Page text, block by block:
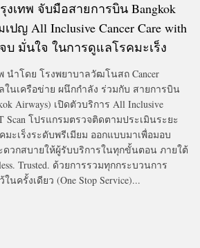
งเทพ จับมือสายการบิน Bangkok
ปญ All Inclusive Cancer Care with
บ มั่นใจ ในการดูแลโรคมะเร็ง
นำโดย โรงพยาบาลวัฒโนสถ Cancer
ในเครือข่าย ผนึกกำลัง ร่วมกับ สายการบิน
Airways) เปิดตัวบริการ All Inclusive
Scan โปรแกรมตรวจติดตามประเมินระยะ
ะเร็งระดับพรีเมียม ออกแบบมาเพื่อมอบ
วกสบายให้ผู้รับบริการในทุกขั้นตอน ภายใต้
Trusted. ด้วยการรวมทุกกระบวนการ
ครั้งเดียว (One Stop Service)...